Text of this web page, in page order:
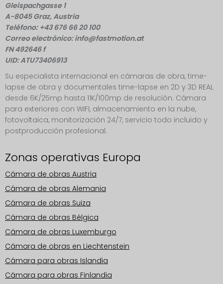
Gleispachgasse 1
A-8045 Graz, Austria
Teléfono: +43 676 66 20 100
Correo electrónico: info@fastmotion.at
FN 492646 f
UID: ATU73406913
Su especialista internacional en cámaras de obra, time-
lapse de obra y documentales time-lapse en 2D y 3D REAL
desde 6K/25mp hasta 11K/100mp de resolución. Cámara
para exteriores con WIFI, almacenamiento en la nube,
fotovoltaica, monitorización 24/7, servicio todo incluido y
postproducción profesional.
Zonas operativas Europa
Cámara de obras Austria
Cámara de obras Alemania
Cámara de obras Suiza
Cámara de obras Bélgica
Cámara de obras Luxemburgo
Cámara de obras en Liechtenstein
Cámara para obras Islandia
Cámara para obras Finlandia